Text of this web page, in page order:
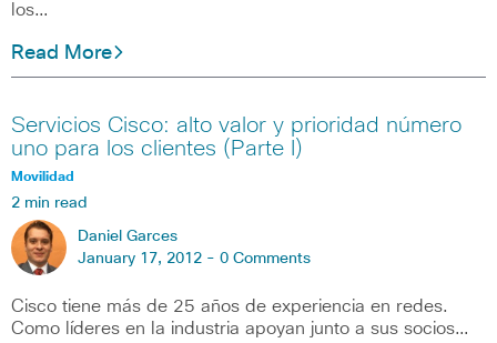
los…
Read More
Servicios Cisco: alto valor y prioridad número
uno para los clientes (Parte I)
Movilidad
2 min read
Daniel Garces
January 17, 2012 - 0 Comments
Cisco tiene más de 25 años de experiencia en redes.
Como líderes en la industria apoyan junto a sus socios…